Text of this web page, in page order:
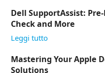
Dell SupportAssist:
Check and More
Leggi tutto
Mastering Your Apple
Solutions